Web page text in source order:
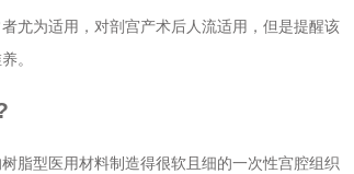
为适用，对剖宫产术后人流适用，但是提醒该
。
型医用材料制造得很软且细的一次性宫腔组织